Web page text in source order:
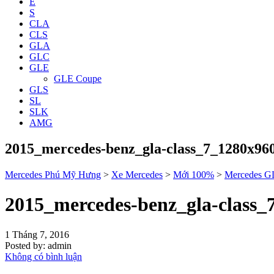
S
CLA
CLS
GLA
GLC
GLE
GLE Coupe
GLS
SL
SLK
AMG
2015_mercedes-benz_gla-
Mercedes Phú Mỹ Hưng > Xe Mercedes > Mới 100% > Mercedes
2015_mercedes-benz_gla-
1 Tháng 7, 2016
Posted by: admin
Không có bình luận